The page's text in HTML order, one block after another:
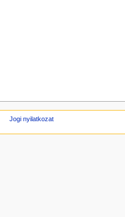
Jogi nyilatkozat